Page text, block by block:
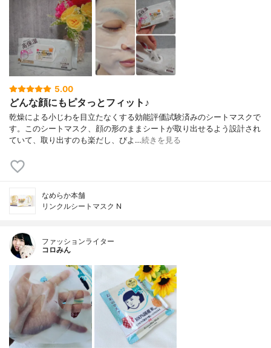
5.00
どんな顔にもピタっとフィット♪
乾燥による小じわを目立たなくする効能評価試験済みのシートマスクで
す。このシートマスク、顔の形のままシートが取り出せるよう設計され
ていて、取り出すのも楽だし、びよ…続きを見る
なめらか本舗
リンクルシートマスク N
ファッションライター
コロみん